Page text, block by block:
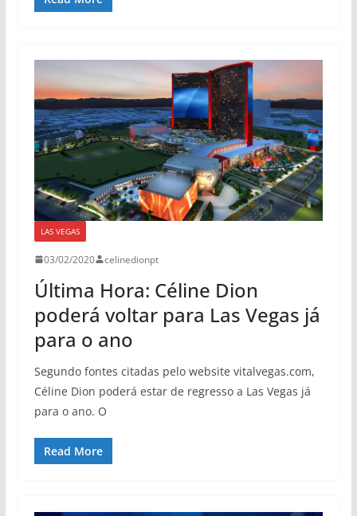
LAS VEGAS
03/02/2020 celinedionpt
Última Hora: Céline Dion
poderá voltar para Las Vegas já
para o ano
Segundo fontes citadas pelo website vitalvegas.com,
Céline Dion poderá estar de regresso a Las Vegas já
para o ano. O
Read More